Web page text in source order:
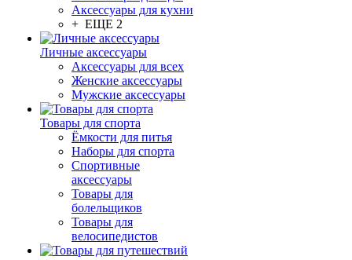
Аксессуары для кухни
+ ЕЩЕ 2
Личные аксессуары
Аксессуары для всех
Женские аксессуары
Мужские аксессуары
Товары для спорта
Ёмкости для питья
Наборы для спорта
Спортивные
аксессуары
Товары для
болельщиков
Товары для
велосипедистов